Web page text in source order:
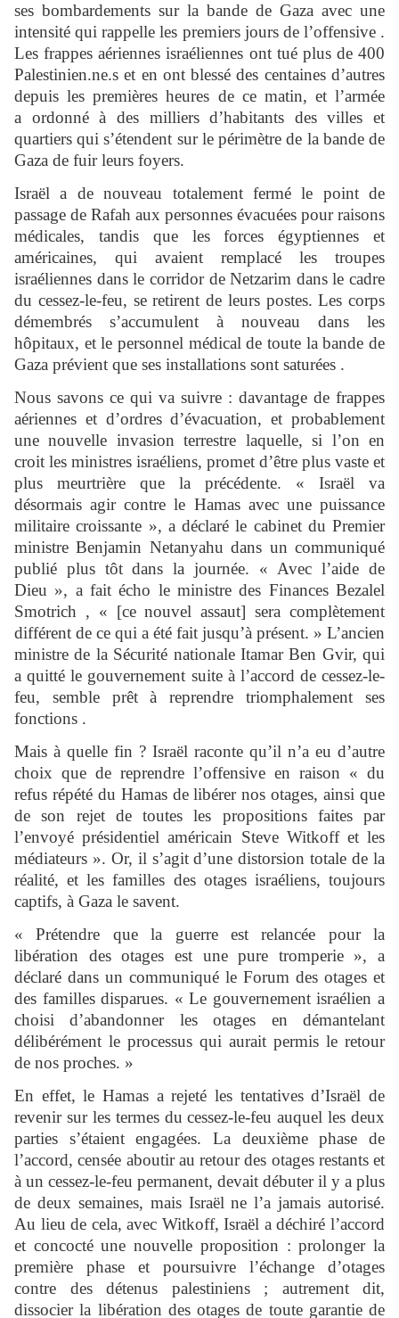
ses bombardements sur la bande de Gaza avec une
intensité qui rappelle les premiers jours de l’offensive .
Les frappes aériennes israéliennes ont tué plus de 400
Palestinien.ne.s et en ont blessé des centaines d’autres
depuis les premières heures de ce matin, et l’armée
a ordonné à des milliers d’habitants des villes et
quartiers qui s’étendent sur le périmètre de la bande de
Gaza de fuir leurs foyers.
Israël a de nouveau totalement fermé le point de
passage de Rafah aux personnes évacuées pour raisons
médicales, tandis que les forces égyptiennes et
américaines, qui avaient remplacé les troupes
israéliennes dans le corridor de Netzarim dans le cadre
du cessez-le-feu, se retirent de leurs postes. Les corps
démembrés s’accumulent à nouveau dans les
hôpitaux, et le personnel médical de toute la bande de
Gaza prévient que ses installations sont saturées .
Nous savons ce qui va suivre : davantage de frappes
aériennes et d’ordres d’évacuation, et probablement
une nouvelle invasion terrestre laquelle, si l’on en
croit les ministres israéliens, promet d’être plus vaste et
plus meurtrière que la précédente. « Israël va
désormais agir contre le Hamas avec une puissance
militaire croissante », a déclaré le cabinet du Premier
ministre Benjamin Netanyahu dans un communiqué
publié plus tôt dans la journée. « Avec l’aide de
Dieu », a fait écho le ministre des Finances Bezalel
Smotrich , « [ce nouvel assaut] sera complètement
différent de ce qui a été fait jusqu’à présent. » L’ancien
ministre de la Sécurité nationale Itamar Ben Gvir, qui
a quitté le gouvernement suite à l’accord de cessez-le-
feu, semble prêt à reprendre triomphalement ses
fonctions .
Mais à quelle fin ? Israël raconte qu’il n’a eu d’autre
choix que de reprendre l’offensive en raison « du
refus répété du Hamas de libérer nos otages, ainsi que
de son rejet de toutes les propositions faites par
l’envoyé présidentiel américain Steve Witkoff et les
médiateurs ». Or, il s’agit d’une distorsion totale de la
réalité, et les familles des otages israéliens, toujours
captifs, à Gaza le savent.
« Prétendre que la guerre est relancée pour la
libération des otages est une pure tromperie », a
déclaré dans un communiqué le Forum des otages et
des familles disparues. « Le gouvernement israélien a
choisi d’abandonner les otages en démantelant
délibérément le processus qui aurait permis le retour
de nos proches. »
En effet, le Hamas a rejeté les tentatives d’Israël de
revenir sur les termes du cessez-le-feu auquel les deux
parties s’étaient engagées. La deuxième phase de
l’accord, censée aboutir au retour des otages restants et
à un cessez-le-feu permanent, devait débuter il y a plus
de deux semaines, mais Israël ne l’a jamais autorisé.
Au lieu de cela, avec Witkoff, Israël a déchiré l’accord
et concocté une nouvelle proposition : prolonger la
première phase et poursuivre l’échange d’otages
contre des détenus palestiniens ; autrement dit,
dissocier la libération des otages de toute garantie de